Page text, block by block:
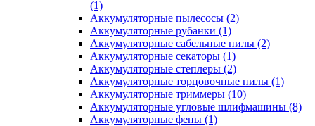
(1)
Аккумуляторные пылесосы (2)
Аккумуляторные рубанки (1)
Аккумуляторные сабельные пилы (2)
Аккумуляторные секаторы (1)
Аккумуляторные степлеры (2)
Аккумуляторные торцовочные пилы (1)
Аккумуляторные триммеры (10)
Аккумуляторные угловые шлифмашины (8)
Аккумуляторные фены (1)